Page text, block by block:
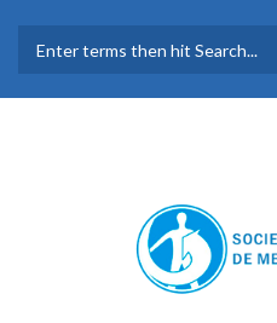
FORMULARIO DE
BÚSQUEDA